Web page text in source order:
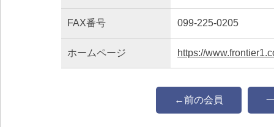
FAX番号 099-225-0205
ホームページ https://
←前の会員